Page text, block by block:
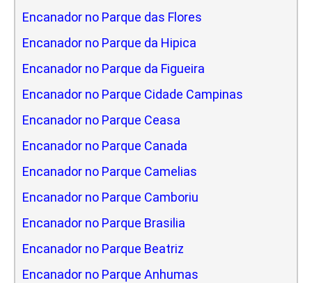
Encanador no Parque das Flores
Encanador no Parque da Hipica
Encanador no Parque da Figueira
Encanador no Parque Cidade Campinas
Encanador no Parque Ceasa
Encanador no Parque Canada
Encanador no Parque Camelias
Encanador no Parque Camboriu
Encanador no Parque Brasilia
Encanador no Parque Beatriz
Encanador no Parque Anhumas